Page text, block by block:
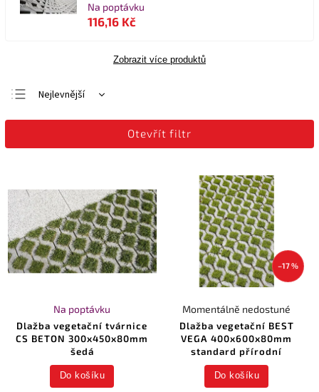
Na poptávku
116,16 Kč
Zobrazit více produktů
Nejlevnější
Nejdražší
Otevřít filtr
Dlažba vegetační tvárnice
CS BETON 300x450x80mm
šedá
Na poptávku
Do košíku
–17 %
Dlažba vegetační BEST
VEGA 400x600x80mm
standard přírodní
Momentálně nedostuné
Do košíku